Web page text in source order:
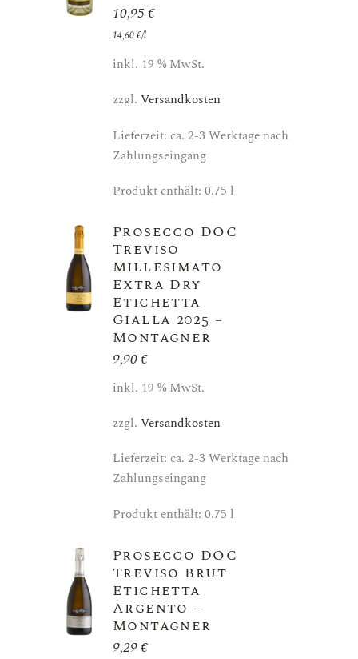
10,95€
14,60€/l
inkl. 19 % MwSt.
zzgl. Versandkosten
Lieferzeit: ca. 2-3 Werktage nach
Zahlungseingang
Produkt enthält: 0,75 l
Prosecco DOC
Treviso
Millesimato
Extra Dry
Etichetta
Gialla 2025 –
Montagner
9,90€
inkl. 19 % MwSt.
zzgl. Versandkosten
Lieferzeit: ca. 2-3 Werktage nach
Zahlungseingang
Produkt enthält: 0,75 l
Prosecco DOC
Treviso Brut
Etichetta
Argento –
Montagner
9,29€